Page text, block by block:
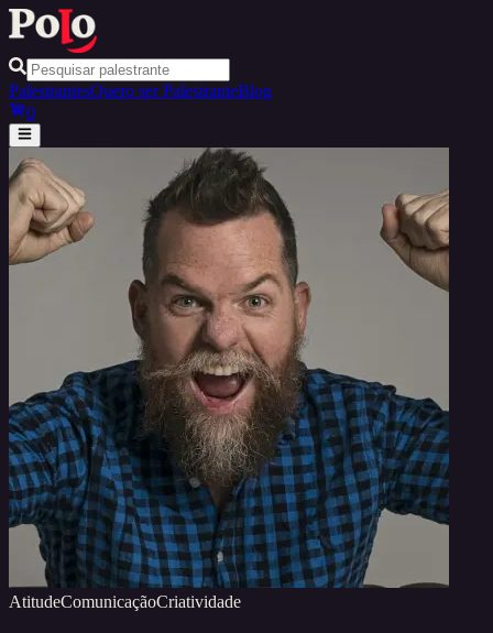
PalestrantesQuero ser PalestranteBlog
0
AtitudeComunicaçãoCriatividade